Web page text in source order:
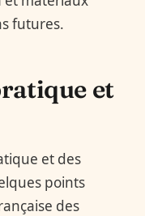
futures.
et
et des
points
des